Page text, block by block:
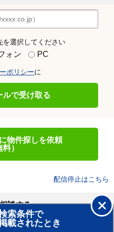
を選択してください
ォン PC
ポリシーに
ルで受け取る
物件探しを依頼
料）
配信停止はこちら
索条件で
載されたとき
談する